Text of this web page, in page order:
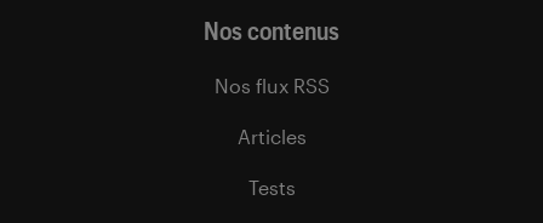
Nos contenus
Nos flux RSS
Articles
Tests